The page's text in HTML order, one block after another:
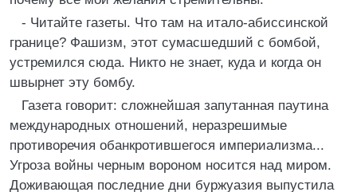
- Читайте газеты. Что там на итало-абиссинской
границе? Фашизм, этот сумасшедший с бомбой,
устремился сюда. Никто не знает, куда и когда он
швырнет эту бомбу.
Газета говорит: сложнейшая запутанная паутина
международных отношений, неразрешимые
противоречия обанкротившегося империализма...
Угроза войны черным вороном носится над миром.
Доживающая последние дни буржуазия выпустила